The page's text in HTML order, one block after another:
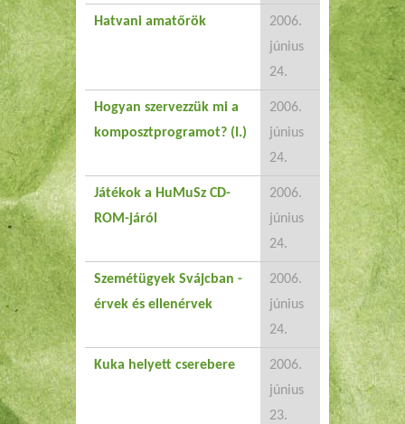
Hatvani amatőrök
2006.
június
24.
Hogyan szervezzük mi a
komposztprogramot? (I.)
2006.
június
24.
Játékok a HuMuSz CD-
ROM-járól
2006.
június
24.
Szemétügyek Svájcban -
érvek és ellenérvek
2006.
június
24.
Kuka helyett cserebere
2006.
június
23.